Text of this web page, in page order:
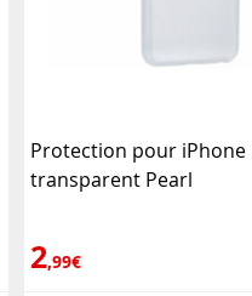
Protection pour iPhone
transparent Pearl
2,99€